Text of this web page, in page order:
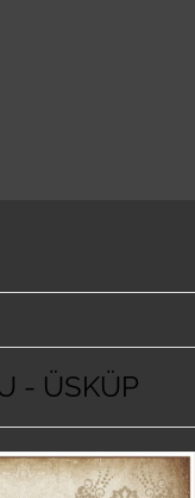
- ÜSKÜP